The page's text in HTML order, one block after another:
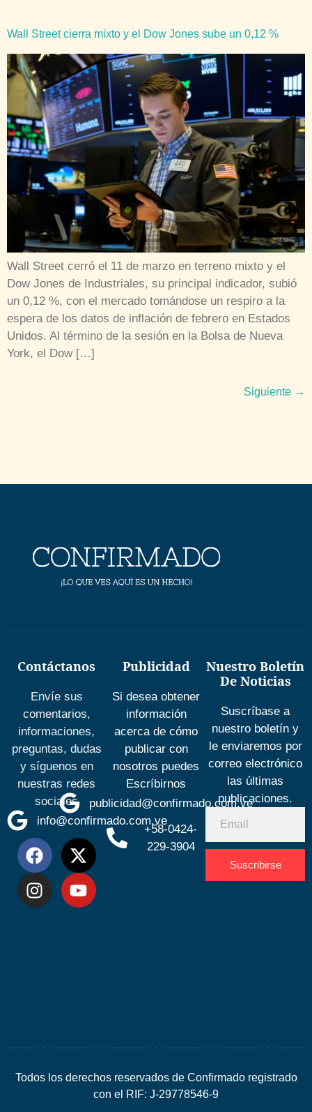
Wall Street cierra mixto y el Dow Jones sube un 0,12 %
Wall Street cerró el 11 de marzo en terreno mixto y el
Dow Jones de Industriales, su principal indicador, subió
un 0,12 %, con el mercado tomándose un respiro a la
espera de los datos de inflación de febrero en Estados
Unidos. Al término de la sesión en la Bolsa de Nueva
York, el Dow […]
Siguiente →
Contáctanos
Envíe sus
comentarios,
informaciones,
preguntas, dudas
y síguenos en
nuestras redes
sociales
info@confirmado.com.ve
Publicidad
Si desea obtener
información
acerca de cómo
publicar con
nosotros puedes
Escríbirnos
publicidad@confirmado.com.ve
+58-0424-
229-3904
Nuestro Boletín
De Noticias
Suscríbase a
nuestro boletín y
le enviaremos por
correo electrónico
las últimas
publicaciones.
Suscribirse
Todos los derechos reservados de Confirmado registrado
con el RIF: J-29778546-9